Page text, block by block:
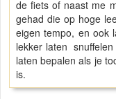
de fiets of naast me
gehad die op hoge
eigen tempo, en ook
lekker laten
laten bepalen als je
is.